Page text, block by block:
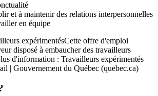
et à maintenir des relations interpersonnelles
en équipe
expérimentésCette offre d'emploi
disposé à embaucher des travailleurs
d'information : Travailleurs expérimentés
| Gouvernement du Québec (quebec.ca)